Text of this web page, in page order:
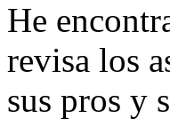
He
revisa los
sus pros y